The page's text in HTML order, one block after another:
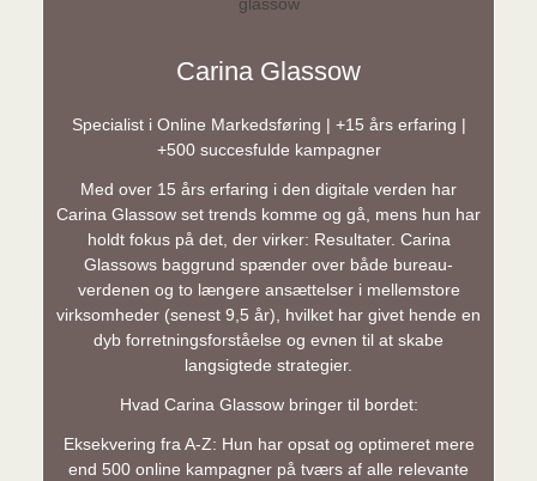
Carina Glassow
Specialist i Online Markedsføring | +15 års erfaring |
+500 succesfulde kampagner
Med over 15 års erfaring i den digitale verden har
Carina Glassow set trends komme og gå, mens hun har
holdt fokus på det, der virker: Resultater. Carina
Glassows baggrund spænder over både bureau-
verdenen og to længere ansættelser i mellemstore
virksomheder (senest 9,5 år), hvilket har givet hende en
dyb forretningsforståelse og evnen til at skabe
langsigtede strategier.
Hvad Carina Glassow bringer til bordet:
Eksekvering fra A-Z: Hun har opsat og optimeret mere
end 500 online kampagner på tværs af alle relevante